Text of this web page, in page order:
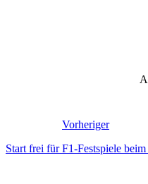
Vorheriger
Start frei für F1-Festspiele